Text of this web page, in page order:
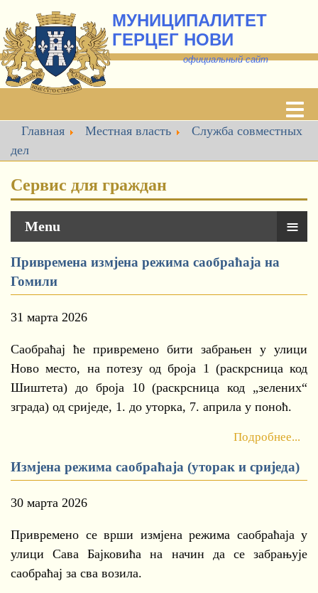
МУНИЦИПАЛИТЕТ
ГЕРЦЕГ НОВИ
официальный сайт
Главная Местная власть
Служба совместных
дел
Сервис для граждан
Menu ≡
Привремена измјена режима саобраћаја на
Гомили
31 марта 2026
Саобраћај ће привремено бити забрањен у улици
Ново место, на потезу од броја 1 (раскрсница код
Шиштета) до броја 10 (раскрсница код „зелених“
зграда) од сриједе, 1. до уторка, 7. априла у поноћ.
Подробнее...
Измјена режима саобраћаја (уторак и сриједа)
30 марта 2026
Привремено се врши измјена режима саобраћаја у
улици Сава Бајковића на начин да се забрањује
саобраћај за сва возила.